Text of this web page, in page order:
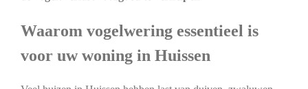
Waarom vogelwering essentieel is
voor uw woning in Huissen